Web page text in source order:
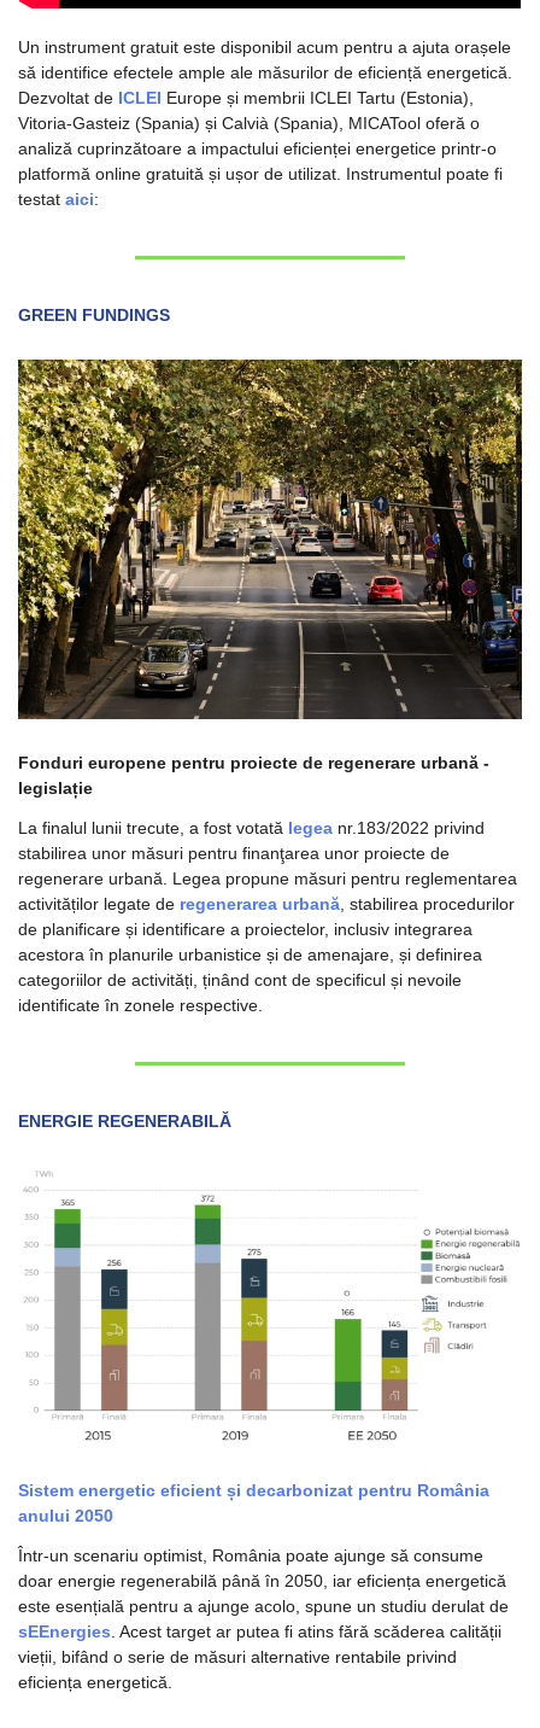
Un instrument gratuit este disponibil acum pentru a ajuta orașele
să identifice efectele ample ale măsurilor de eficiență energetică.
Dezvoltat de ICLEI Europe și membrii ICLEI Tartu (Estonia),
Vitoria-Gasteiz (Spania) și Calvià (Spania), MICATool oferă o
analiză cuprinzătoare a impactului eficienței energetice printr-o
platformă online gratuită și ușor de utilizat. Instrumentul poate fi
testat aici:
GREEN FUNDINGS
Fonduri europene pentru proiecte de regenerare urbană -
legislație
La finalul lunii trecute, a fost votată legea nr.183/2022 privind
stabilirea unor măsuri pentru finanţarea unor proiecte de
regenerare urbană. Legea propune măsuri pentru reglementarea
activităților legate de regenerarea urbană , stabilirea procedurilor
de planificare și identificare a proiectelor, inclusiv integrarea
acestora în planurile urbanistice și de amenajare, și definirea
categoriilor de activități, ținând cont de specificul și nevoile
identificate în zonele respective.
ENERGIE REGENERABILĂ
Sistem energetic eficient și decarbonizat pentru România
anului 2050
Într-un scenariu optimist, România poate ajunge să consume
doar energie regenerabilă până în 2050, iar eficiența energetică
sEEnergies . Acest target ar putea fi atins fără scăderea calității
vieții, bifând o serie de măsuri alternative rentabile privind
eficiența energetică.